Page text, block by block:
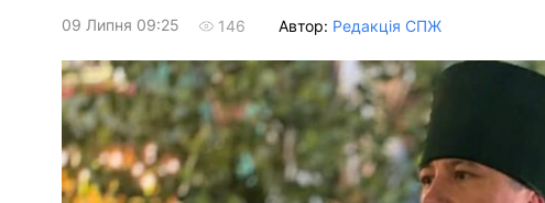
09 Липня 09:25 146 Автор: Редакція СПЖ